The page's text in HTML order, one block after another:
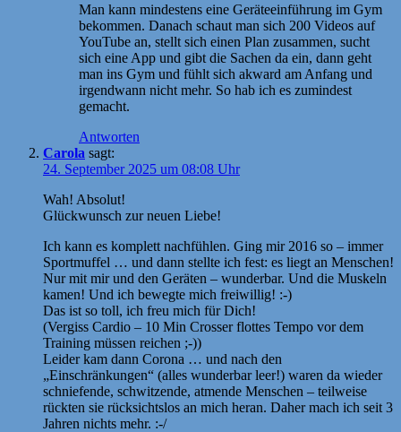
Man kann mindestens eine Geräteeinführung im Gym
bekommen. Danach schaut man sich 200 Videos auf
YouTube an, stellt sich einen Plan zusammen, sucht
sich eine App und gibt die Sachen da ein, dann geht
man ins Gym und fühlt sich akward am Anfang und
irgendwann nicht mehr. So hab ich es zumindest
gemacht.
Antworten
Carola sagt:
24. September 2025 um 08:08 Uhr
Wah! Absolut!
Glückwunsch zur neuen Liebe!
Ich kann es komplett nachfühlen. Ging mir 2016 so – immer
Sportmuffel … und dann stellte ich fest: es liegt an Menschen!
Nur mit mir und den Geräten – wunderbar. Und die Muskeln
kamen! Und ich bewegte mich freiwillig! :-)
Das ist so toll, ich freu mich für Dich!
(Vergiss Cardio – 10 Min Crosser flottes Tempo vor dem
Training müssen reichen ;-))
Leider kam dann Corona … und nach den
„Einschränkungen“ (alles wunderbar leer!) waren da wieder
schniefende, schwitzende, atmende Menschen – teilweise
rückten sie rücksichtslos an mich heran. Daher mach ich seit 3
Jahren nichts mehr. :-/